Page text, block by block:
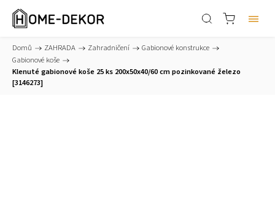
Domů / ZAHRADA / Zahradničení / Gabionové konstrukce /
Gabionové koše /
Klenuté gabionové koše 25 ks 200x50x40/60 cm pozinkované železo
[3146273]